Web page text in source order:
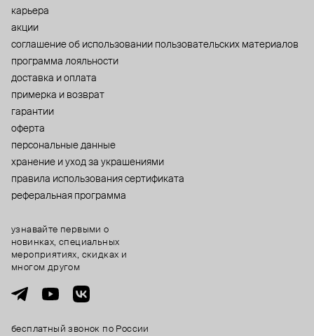
карьера
акции
cоглашение об использовании пользовательских материалов
программа лояльности
доставка и оплата
примерка и возврат
гарантии
оферта
персональные данные
хранение и уход за украшениями
правила использования сертификата
реферальная программа
бесплатный звонок по России
узнавайте первыми о
новинках, специальных
мероприятиях, скидках и
многом другом